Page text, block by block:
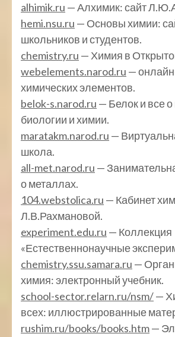
alhimik.ru — Алхимик: сайт
hemi.nsu.ru — Основы химии:
школьников и студентов.
chemistry.ru — Химия в
webelements.narod.ru —
химических элементов.
belok-s.narod.ru — Белок и все
биологии и химии.
maratakm.narod.ru —
школа.
all-met.narod.ru —
о металлах.
104.webstolica.ru — Кабинет
Л.В.Рахмановой.
experiment.edu.ru — Коллекция
«Естественнонаучные
chemistry.ssu.samara.ru —
химия: электронный учебник.
school-sector.relarn.ru/nsm/—
всех: иллюстрированные
rushim.ru/books/books.htm—